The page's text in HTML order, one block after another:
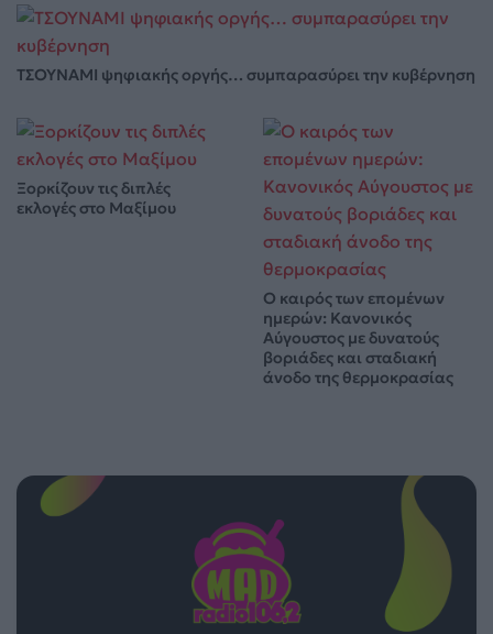
ΤΣΟΥΝΑΜΙ ψηφιακής οργής… συμπαρασύρει την κυβέρνηση
Ξορκίζουν τις διπλές
εκλογές στο Μαξίμου
Ο καιρός των επομένων
ημερών: Κανονικός
Αύγουστος με δυνατούς
βοριάδες και σταδιακή
άνοδο της θερμοκρασίας